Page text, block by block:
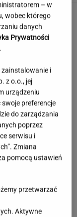
hejterom.
– w
wobec którego
danych
Prywatności
zainstalowanie i
z o.o., jej
urządzeniu
preferencje
do zarządzania
poprzez
serwisu i
Zmiana
pomocą ustawień
przetwarzać
Aktywne